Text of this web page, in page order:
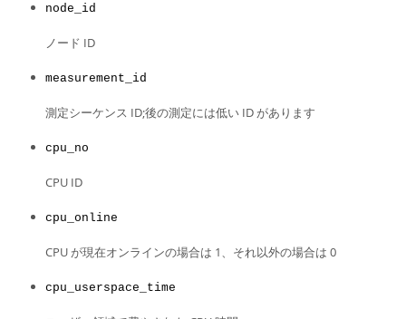
node_id
ノード ID
measurement_id
測定シーケンス ID;後の測定には低い ID があります
cpu_no
CPU ID
cpu_online
CPU が現在オンラインの場合は 1、それ以外の場合は 0
cpu_userspace_time